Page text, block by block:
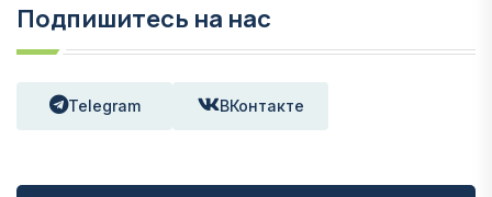
Подпишитесь на нас
Telegram ВКонтакте